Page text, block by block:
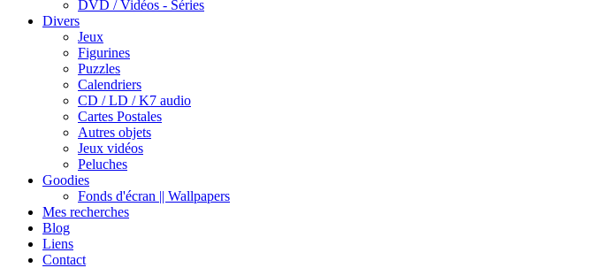
DVD / Vidéos - Séries
Divers
Jeux
Figurines
Puzzles
Calendriers
CD / LD / K7 audio
Cartes Postales
Autres objets
Jeux vidéos
Peluches
Goodies
Fonds d'écran || Wallpapers
Mes recherches
Blog
Liens
Contact